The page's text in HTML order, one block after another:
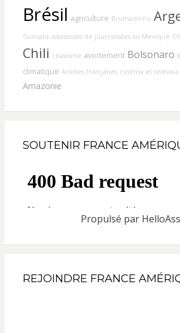
Brésil agriculture Brumadinho
Guevara assassinats de journalistes au Mexique
Chili chavisme avortement Bolsonaro
climatique Antilles françaises cinéma et
Amazonie
SOUTENIR FRANCE
Propulsé par
REJOINDRE FRANCE